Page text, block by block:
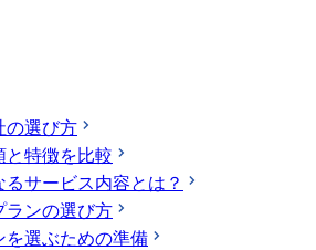
の選び方
と特徴を比較
サービス内容とは？
ランの選び方
選ぶための準備